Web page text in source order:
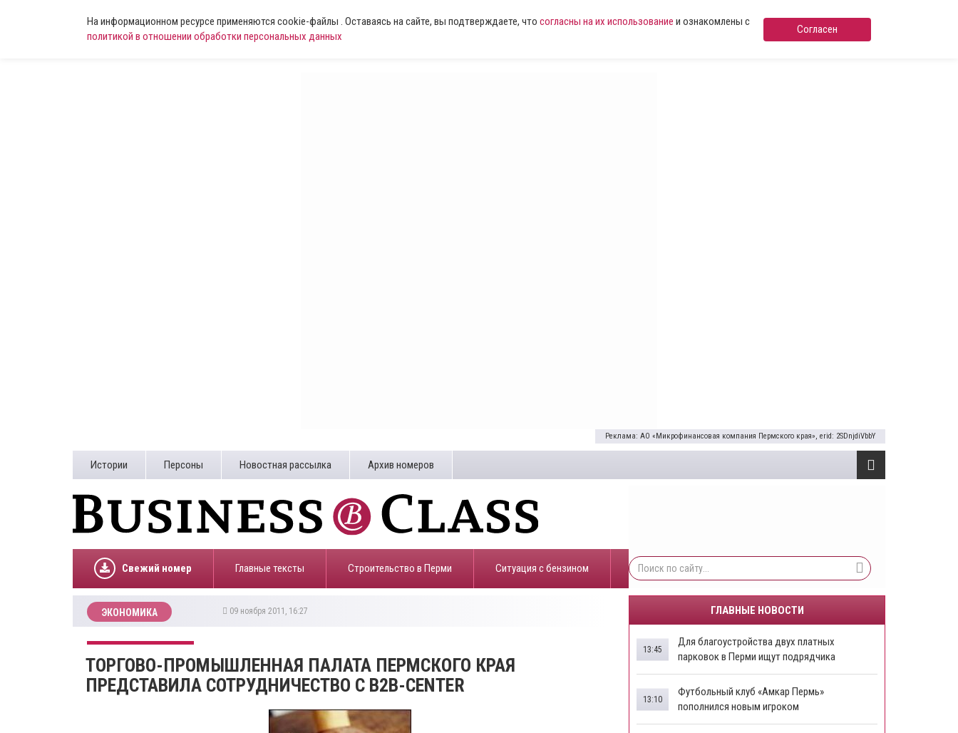
На информационном ресурсе применяются cookie-файлы . Оставаясь на сайте, вы подтверждаете, что согласны на их использование и ознакомлены с
политикой в отношении обработки персональных данных
Согласен
Реклама: АО «Микрофинансовая компания Пермского края», erid: 2SDnjdiVbbY
Истории Персоны Новостная рассылка Архив номеров
Свежий номер Главные тексты Строительство в Перми ​Ситуация с бензином
ЭКОНОМИКА 09 ноября 2011, 16:27
ТОРГОВО-ПРОМЫШЛЕННАЯ ПАЛАТА ПЕРМСКОГО КРАЯ
ПРЕДСТАВИЛА СОТРУДНИЧЕСТВО С B2B-CENTER
ГЛАВНЫЕ НОВОСТИ
Для благоустройства двух платных
парковок в Перми ищут подрядчика
13:45
Футбольный клуб «Амкар Пермь»
пополнился новым игроком
13:10